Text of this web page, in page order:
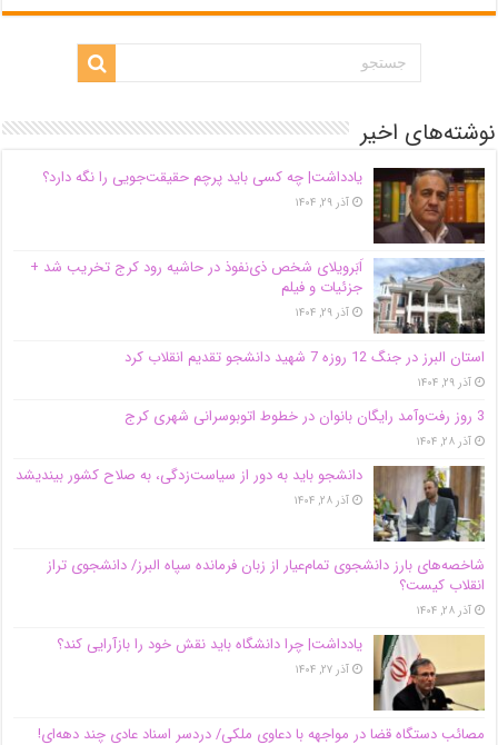
نوشته‌های اخیر
یادداشت| ‌چه کسی باید پرچم حقیقت‌جویی را نگه دارد؟
آذر ۲۹, ۱۴۰۴
اَبَر‌ویلای شخص ذی‌نفوذ در حاشیه‌ رود کرج تخریب شد +
جزئیات و فیلم
آذر ۲۹, ۱۴۰۴
استان البرز در جنگ 12 روزه 7 شهید دانشجو تقدیم انقلاب کرد
آذر ۲۹, ۱۴۰۴
3 روز رفت‌وآمد رایگان بانوان در خطوط اتوبوسرانی شهری کرج
آذر ۲۸, ۱۴۰۴
دانشجو باید به دور از سیاست‌زدگی، به صلاح کشور بیندیشد
آذر ۲۸, ۱۴۰۴
شاخصه‌های بارز دانشجوی تمام‌عیار از زبان فرمانده سپاه البرز/ دانشجوی تراز
انقلاب کیست؟
آذر ۲۸, ۱۴۰۴
یادداشت| چرا دانشگاه باید نقش خود را بازآرایی کند؟
آذر ۲۷, ۱۴۰۴
مصائب دستگاه قضا در مواجهه با دعاوی ملکی/ دردسر اسناد عادی چند‌ دهه‌ای!